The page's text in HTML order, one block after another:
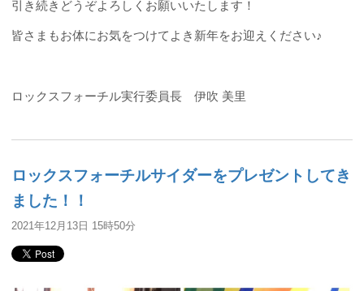
引き続きどうぞよろしくお願いいたします！
皆さまもお体にお気をつけてよき新年をお迎えください♪
ロックスフォーチル実行委員長 伊吹 美里
ロックスフォーチルサイダーをプレゼントしてき
ました！！
2021年12月13日 15時50分